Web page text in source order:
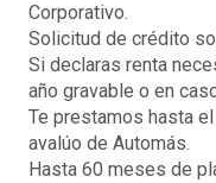
Corporativo.
Solicitud de crédito
Si declaras renta
año gravable o en
Te prestamos hasta
avalúo de Automás.
Hasta 60 meses de